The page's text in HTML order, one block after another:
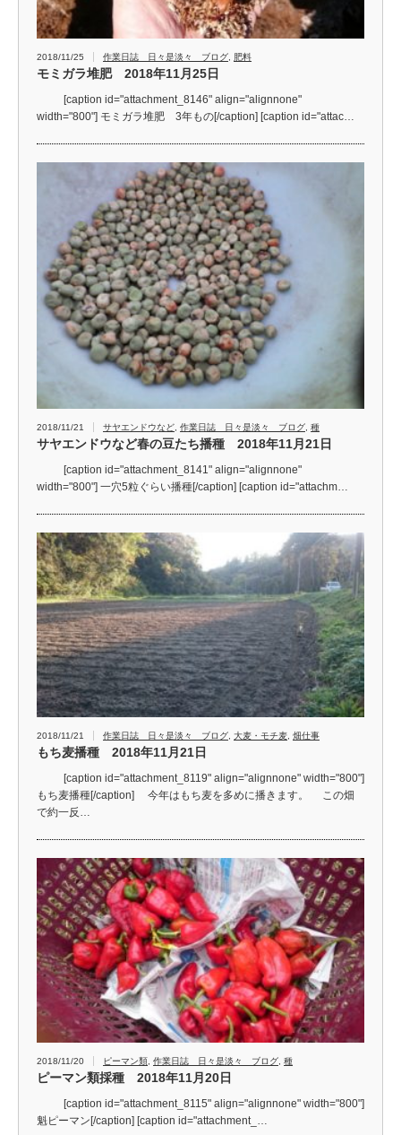
2018/11/25 作業日誌 日々是淡々 ブログ, 肥料
モミガラ堆肥 2018年11月25日
[caption id="attachment_8146" align="alignnone"
width="800"] モミガラ堆肥 3年もの[/caption] [caption id="attac…
2018/11/21 サヤエンドウなど 作業日誌 日々是淡々 ブログ 種
サヤエンドウなど春の豆たち播種 2018年11月21日
[caption id="attachment_8141" align="alignnone"
width="800"] 一穴5粒ぐらい播種[/caption] [caption id="attachm…
2018/11/21 作業日誌 日々是淡々 ブログ 大麦・モチ麦 畑仕事
もち麦播種 2018年11月21日
[caption id="attachment_8119" align="alignnone" width="800"]
もち麦播種[/caption] 今年はもち麦を多めに播きます。 この畑
で約一反…
2018/11/20 ピーマン類 作業日誌 日々是淡々 ブログ 種
ピーマン類採種 2018年11月20日
[caption id="attachment_8115" align="alignnone" width="800"]
魁ピーマン[/caption] [caption id="attachment_…